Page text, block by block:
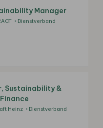
Manager
Dienstverband
Sustainability &
Heinz Dienstverband